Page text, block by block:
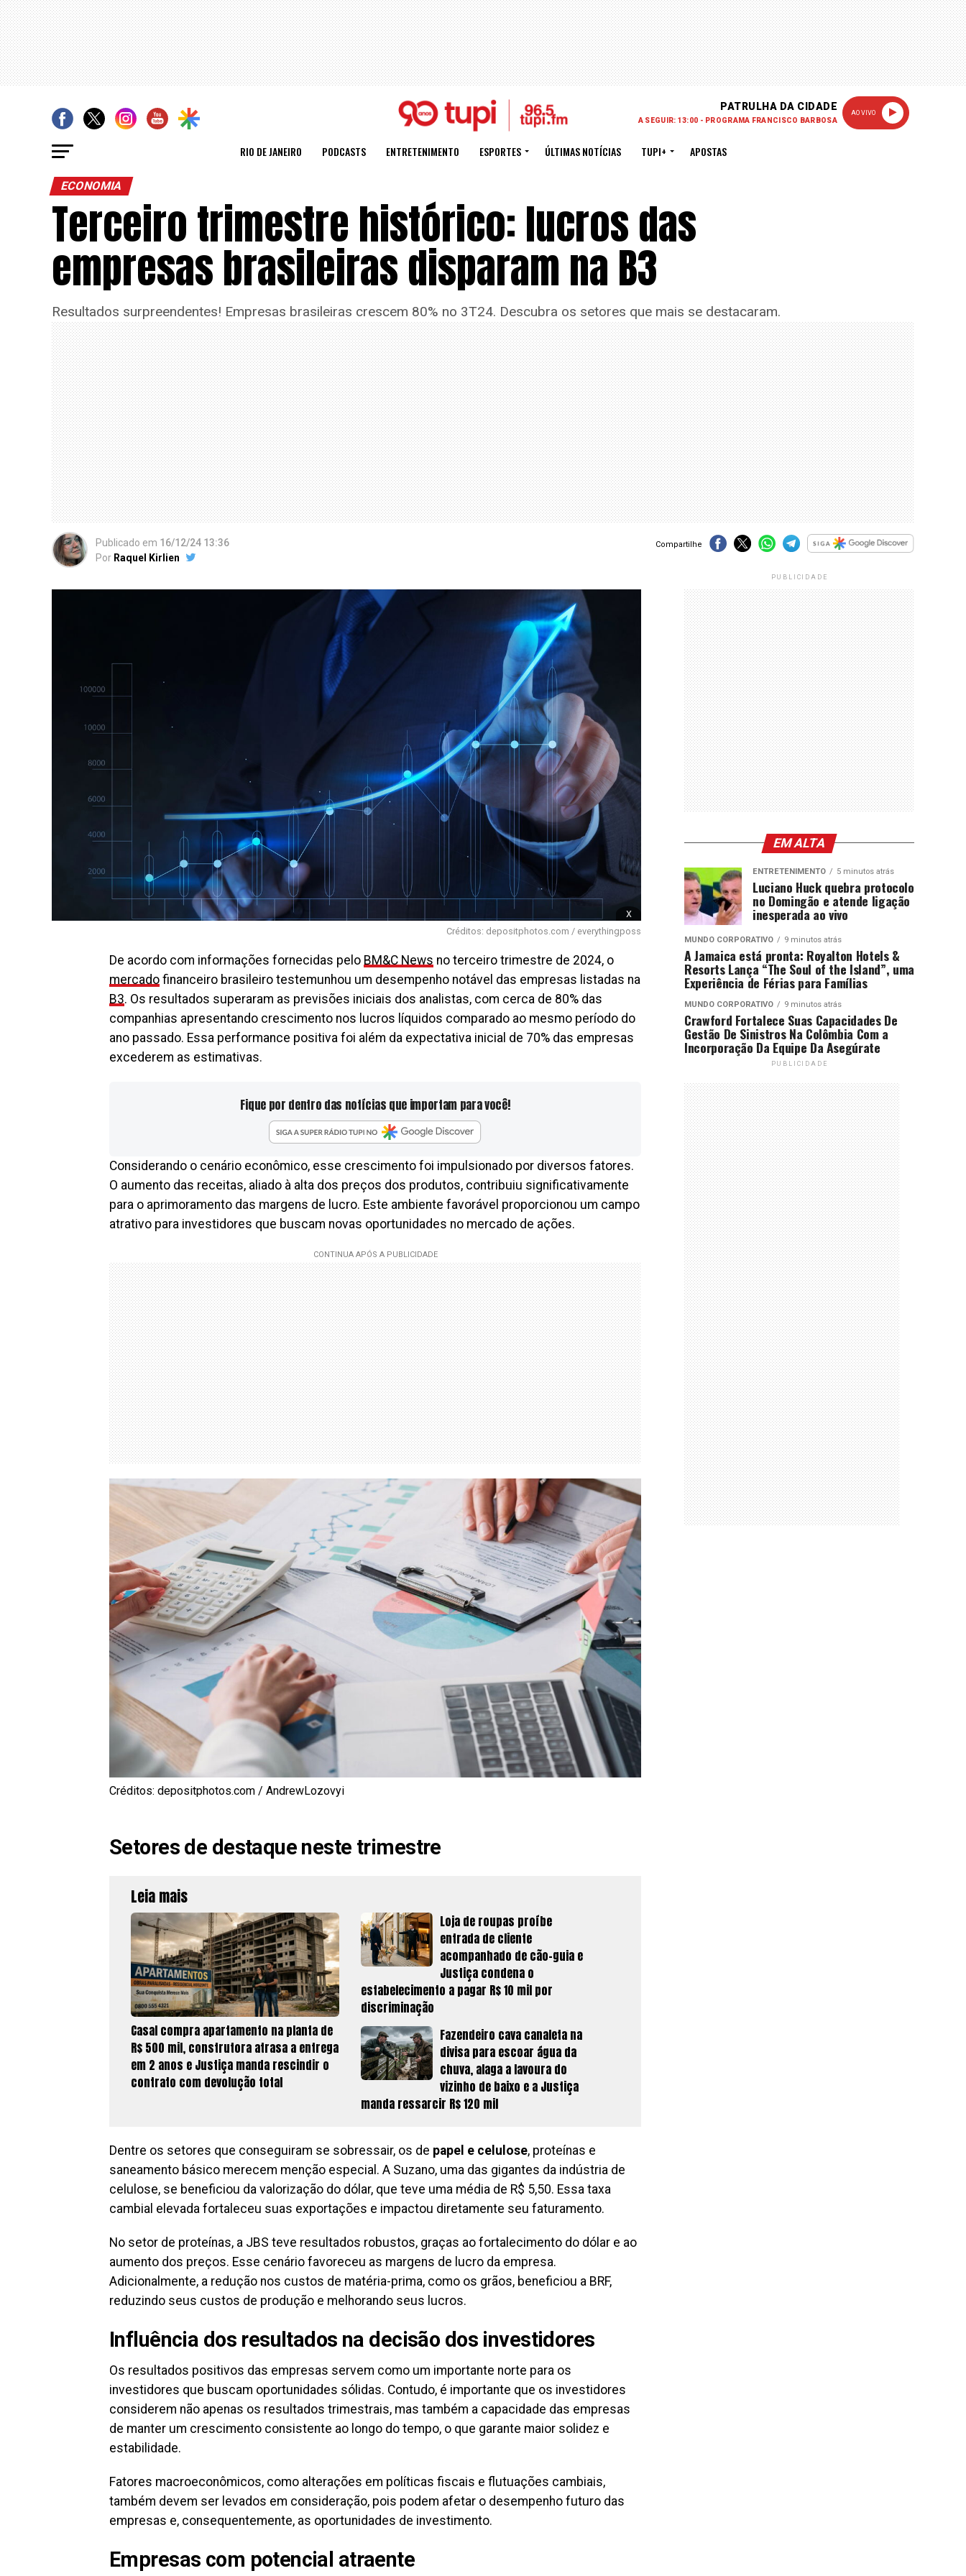
PATRULHA DA CIDADE
A SEGUIR: 13:00 - PROGRAMA FRANCISCO BARBOSA
AO VIVO
RIO DE JANEIRO PODCASTS ENTRETENIMENTO ESPORTES ÚLTIMAS NOTÍCIAS TUPI+ APOSTAS
ECONOMIA
Terceiro trimestre histórico: lucros das
empresas brasileiras disparam na B3
Resultados surpreendentes! Empresas brasileiras crescem 80% no 3T24. Descubra os setores que mais se destacaram.
Publicado em 16/12/24 13:36
Por Raquel Kirlien
Compartilhe
x
Créditos: depositphotos.com / everythingposs
De acordo com informações fornecidas pelo BM&C News no terceiro trimestre de 2024, o
mercado financeiro brasileiro testemunhou um desempenho notável das empresas listadas na
B3. Os resultados superaram as previsões iniciais dos analistas, com cerca de 80% das
companhias apresentando crescimento nos lucros líquidos comparado ao mesmo período do
ano passado. Essa performance positiva foi além da expectativa inicial de 70% das empresas
excederem as estimativas.
Fique por dentro das notícias que importam para você!
Considerando o cenário econômico, esse crescimento foi impulsionado por diversos fatores.
O aumento das receitas, aliado à alta dos preços dos produtos, contribuiu significativamente
para o aprimoramento das margens de lucro. Este ambiente favorável proporcionou um campo
atrativo para investidores que buscam novas oportunidades no mercado de ações.
Créditos: depositphotos.com / AndrewLozovyi
Setores de destaque neste trimestre
Leia mais
Casal compra apartamento na planta de
R$ 500 mil, construtora atrasa a entrega
em 2 anos e Justiça manda rescindir o
contrato com devolução total
Loja de roupas proíbe
entrada de cliente
acompanhado de cão-guia e
Justiça condena o
estabelecimento a pagar R$ 10 mil por
discriminação
Fazendeiro cava canaleta na
divisa para escoar água da
chuva, alaga a lavoura do
vizinho de baixo e a Justiça
manda ressarcir R$ 120 mil
Dentre os setores que conseguiram se sobressair, os de papel e celulose, proteínas e
saneamento básico merecem menção especial. A Suzano, uma das gigantes da indústria de
celulose, se beneficiou da valorização do dólar, que teve uma média de R$ 5,50. Essa taxa
cambial elevada fortaleceu suas exportações e impactou diretamente seu faturamento.
No setor de proteínas, a JBS teve resultados robustos, graças ao fortalecimento do dólar e ao
aumento dos preços. Esse cenário favoreceu as margens de lucro da empresa.
Adicionalmente, a redução nos custos de matéria-prima, como os grãos, beneficiou a BRF,
reduzindo seus custos de produção e melhorando seus lucros.
Influência dos resultados na decisão dos investidores
Os resultados positivos das empresas servem como um importante norte para os
investidores que buscam oportunidades sólidas. Contudo, é importante que os investidores
considerem não apenas os resultados trimestrais, mas também a capacidade das empresas
de manter um crescimento consistente ao longo do tempo, o que garante maior solidez e
estabilidade.
Fatores macroeconômicos, como alterações em políticas fiscais e flutuações cambiais,
também devem ser levados em consideração, pois podem afetar o desempenho futuro das
empresas e, consequentemente, as oportunidades de investimento.
Empresas com potencial atraente
PUBLICIDADE
EM ALTA
ENTRETENIMENTO 5 minutos atrás
Luciano Huck quebra protocolo
no Domingão e atende ligação
inesperada ao vivo
MUNDO CORPORATIVO 9 minutos atrás
A Jamaica está pronta: Royalton Hotels &
Resorts Lança “The Soul of the Island”, uma
Experiência de Férias para Famílias
MUNDO CORPORATIVO 9 minutos atrás
Crawford Fortalece Suas Capacidades De
Gestão De Sinistros Na Colômbia Com a
Incorporação Da Equipe Da Asegúrate
PUBLICIDADE